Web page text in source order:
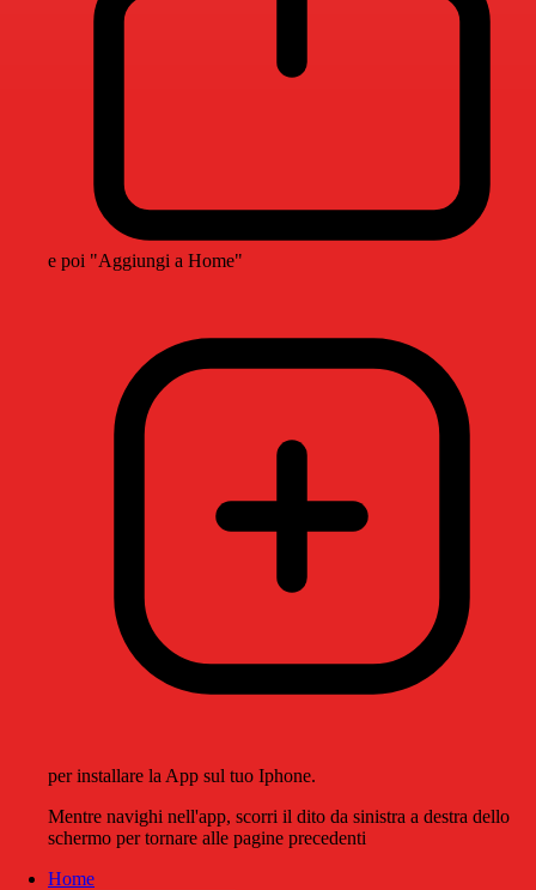
e poi "Aggiungi a Home"
per installare la App sul tuo Iphone.
Mentre navighi nell'app, scorri il dito da sinistra a destra dello
schermo per tornare alle pagine precedenti
Home